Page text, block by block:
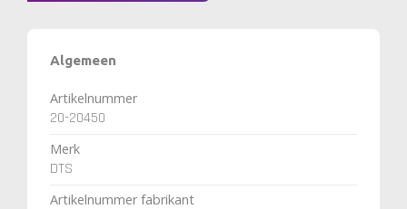
Algemeen
Artikelnummer
20-20450
Merk
DTS
Artikelnummer fabrikant